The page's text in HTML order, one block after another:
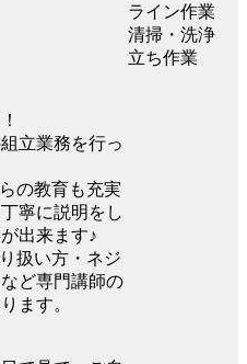
ライン作業
清掃・洗浄
立ち作業
立業務を行っ
の教育も充実
寧に説明をし
出来ます♪
扱い方・ネジ
ど専門講師の
ます。